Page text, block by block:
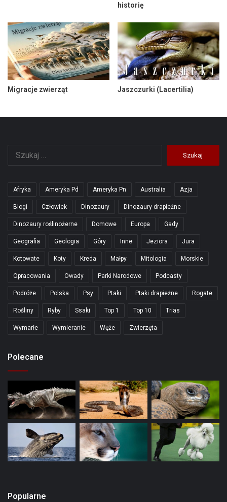
historię
Migracje zwierząt Jaszczurki (Lacertilia)
Afryka Ameryka Pd Ameryka Pn Australia Azja
Blogi Człowiek Dinozaury Dinozaury drapieżne
Dinozaury roślinożerne Domowe Europa Gady
Geografia Geologia Góry Inne Jeziora Jura
Kotowate Koty Kreda Małpy Mitologia Morskie
Opracowania Owady Parki Narodowe Podcasty
Podróże Polska Psy Ptaki Ptaki drapieżne Rogate
Rośliny Ryby Ssaki Top 1 Top 10 Trias
Wymarłe Wymieranie Węże Zwierzęta
Polecane
Popularne